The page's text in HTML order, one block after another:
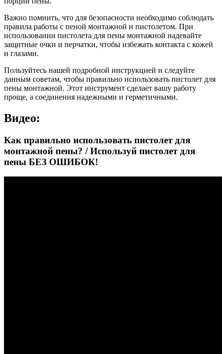
Важно помнить, что для безопасности необходимо соблюдать
правила работы с пеной монтажной и пистолетом. При
использовании пистолета для пены монтажной надевайте
защитные очки и перчатки, чтобы избежать контакта с кожей
и глазами.
Пользуйтесь нашей подробной инструкцией и следуйте
данным советам, чтобы правильно использовать пистолет для
пены монтажной. Этот инструмент сделает вашу работу
проще, а соединения надежными и герметичными.
Видео:
Как правильно использовать пистолет для
монтажной пены? / Используй пистолет для
пены БЕЗ ОШИБОК!